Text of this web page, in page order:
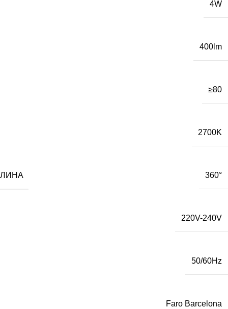
4W
400lm
≥80
2700K
360°
220V-240V
50/60Hz
Faro Barcelona